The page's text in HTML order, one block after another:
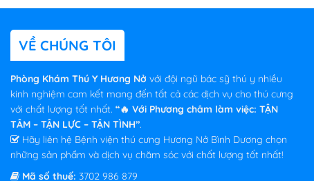
VỀ CHÚNG TÔI
Phòng Khám Thú Y Hương Nở với đội ngũ bác sỹ thú y nhiều
kinh nghiệm cam kết mang đến tất cả các dịch vụ cho thú cưng
với chất lượng tốt nhất. “🔥 Với Phương châm làm việc: TẬN
TÂM – TẬN LỰC – TẬN TÌNH”.
Hãy liên hệ Bệnh viện thú cưng Hương Nở Bình Dương chọn
những sản phẩm và dịch vụ chăm sóc với chất lượng tốt nhất!
Mã số thuế: 3702 986 879